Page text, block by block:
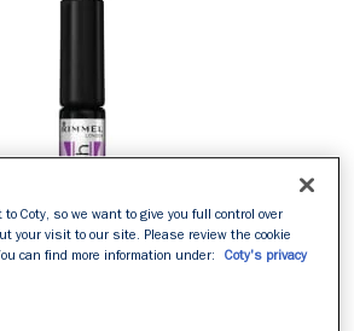
Coty, so we want to give you full control over
your visit to our site. Please review the cookie
can find more information under:
Coty's privacy